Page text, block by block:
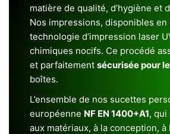
matière de qualité, d’hygiène et
Nos impressions, disponibles
technologie d’impression laser
chimiques nocifs. Ce procédé
et parfaitement sécurisée pour
boîtes.
L’ensemble de nos sucettes
européenne NF EN 1400+A1,
aux matériaux, à la conception,